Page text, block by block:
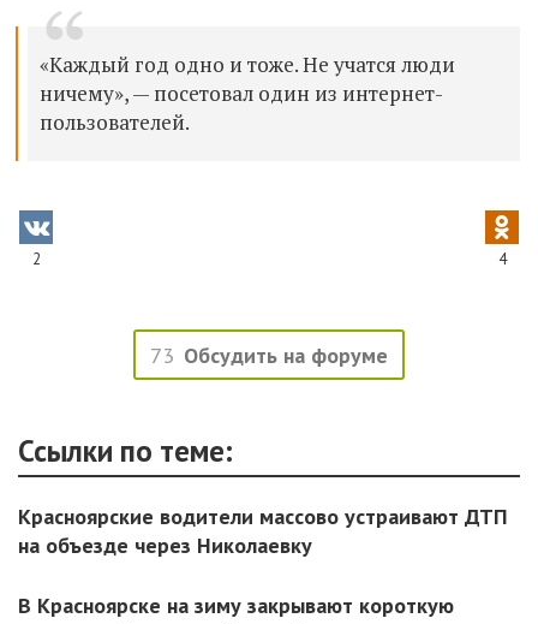
«Каждый год одно и тоже. Не учатся люди
ничему», — посетовал один из интернет-
пользователей.
2 4
73 Обсудить на форуме
Ссылки по теме:
Красноярские водители массово устраивают ДТП
на объезде через Николаевку
В Красноярске на зиму закрывают короткую